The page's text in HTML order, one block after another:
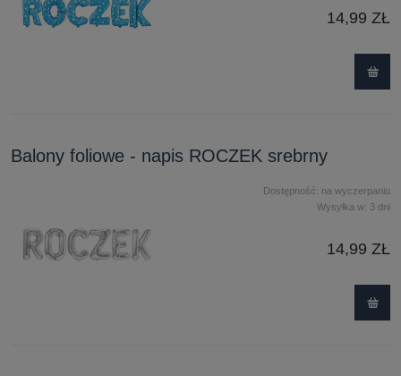
14,99 ZŁ
Balony foliowe - napis ROCZEK srebrny
Dostępność: na wyczerpaniu
Wysyłka w: 3 dni
14,99 ZŁ